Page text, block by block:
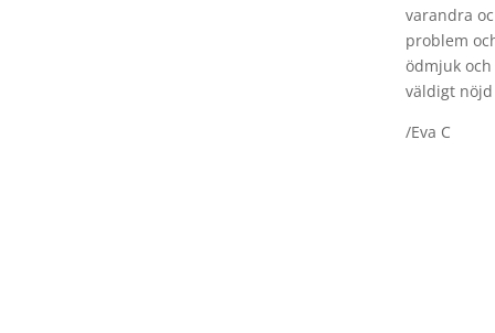
varandra
problem
ödmjuk
väldigt
/Eva C